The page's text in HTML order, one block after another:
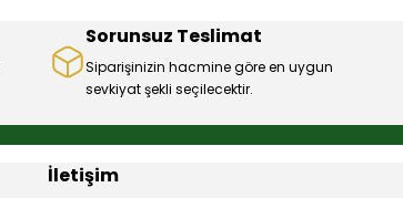
Sorunsuz Teslimat
Siparişinizin hacmine göre en uygun
sevkiyat şekli seçilecektir.
İletişim